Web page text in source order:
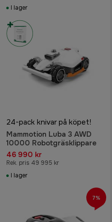
I lager
24-pack knivar på köpet!
Mammotion Luba 3 AWD
10000 Robotgräsklippare
46 990 kr
Rek. pris 49 995 kr
I lager
7%